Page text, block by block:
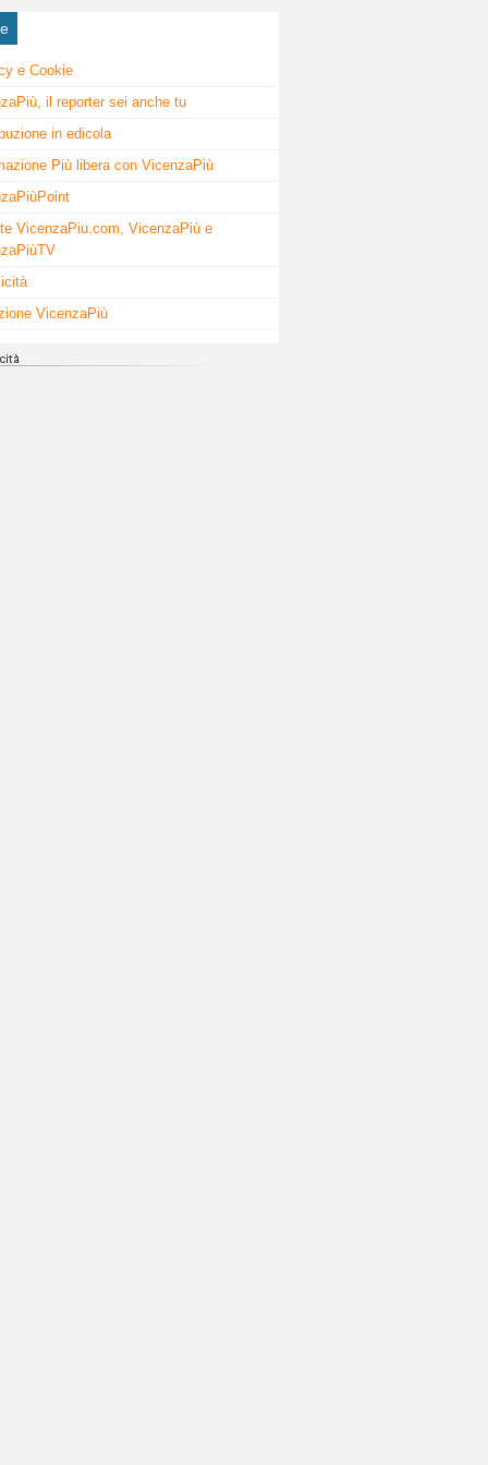
e Cookie
il reporter sei anche tu
in edicola
Più libera con VicenzaPiù
VicenzaPiu.com, VicenzaPiù e
VicenzaPiù